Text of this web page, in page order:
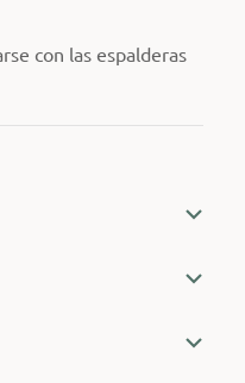
con las espalderas